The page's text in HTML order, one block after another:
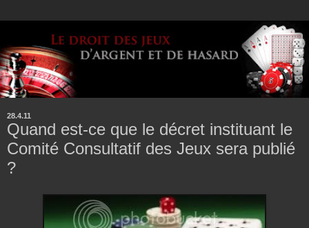
28.4.11
Quand est-ce que le décret instituant le
Comité Consultatif des Jeux sera publié
?